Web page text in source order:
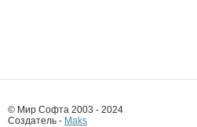
© Мир Софта 2003 - 2024
Создатель - Maks